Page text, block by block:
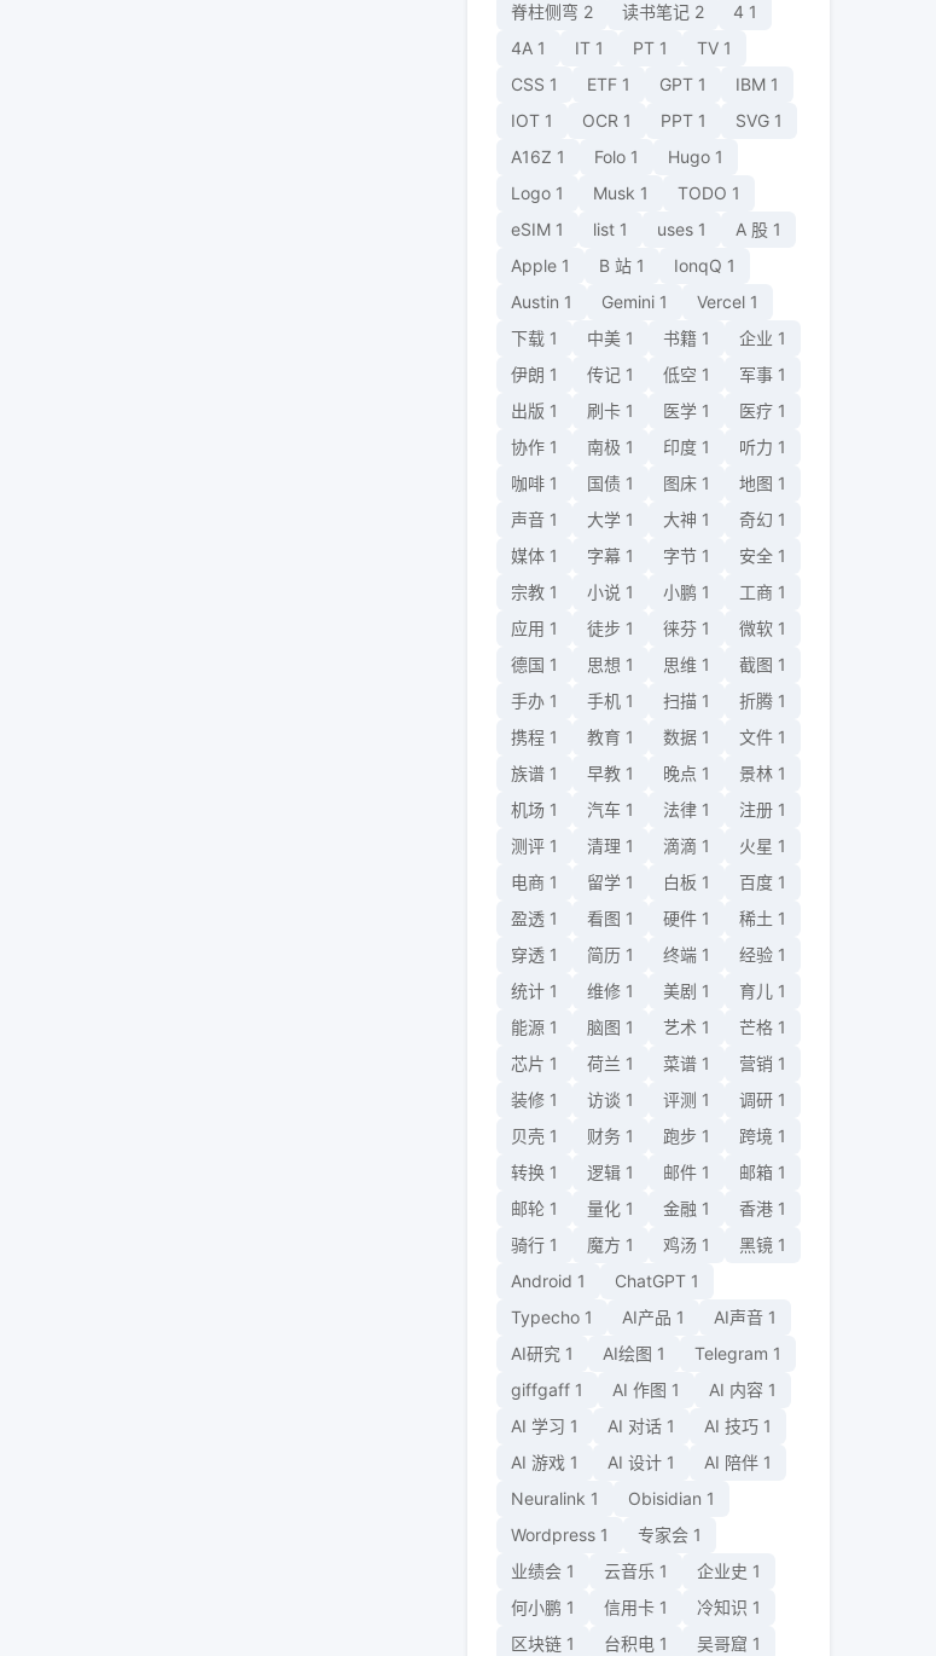
脊柱侧弯 2 读书笔记 2 4 1
4A 1 IT 1 PT 1 TV 1
CSS 1 ETF 1 GPT 1 IBM 1
IOT 1 OCR 1 PPT 1 SVG 1
A16Z 1 Folo 1 Hugo 1
Logo 1 Musk 1 TODO 1
eSIM 1 list 1 uses 1 A 股 1
Apple 1 B 站 1 IonqQ 1
Austin 1 Gemini 1 Vercel 1
下载 1 中美 1 书籍 1 企业 1
伊朗 1 传记 1 低空 1 军事 1
出版 1 刷卡 1 医学 1 医疗 1
协作 1 南极 1 印度 1 听力 1
咖啡 1 国债 1 图床 1 地图 1
声音 1 大学 1 大神 1 奇幻 1
媒体 1 字幕 1 字节 1 安全 1
宗教 1 小说 1 小鹏 1 工商 1
应用 1 徒步 1 徕芬 1 微软 1
德国 1 思想 1 思维 1 截图 1
手办 1 手机 1 扫描 1 折腾 1
携程 1 教育 1 数据 1 文件 1
族谱 1 早教 1 晚点 1 景林 1
机场 1 汽车 1 法律 1 注册 1
测评 1 清理 1 滴滴 1 火星 1
电商 1 留学 1 白板 1 百度 1
盈透 1 看图 1 硬件 1 稀土 1
穿透 1 简历 1 终端 1 经验 1
统计 1 维修 1 美剧 1 育儿 1
能源 1 脑图 1 艺术 1 芒格 1
芯片 1 荷兰 1 菜谱 1 营销 1
装修 1 访谈 1 评测 1 调研 1
贝壳 1 财务 1 跑步 1 跨境 1
转换 1 逻辑 1 邮件 1 邮箱 1
邮轮 1 量化 1 金融 1 香港 1
骑行 1 魔方 1 鸡汤 1 黑镜 1
Android 1 ChatGPT 1
Typecho 1 AI产品 1 AI声音 1
AI研究 1 AI绘图 1 Telegram 1
giffgaff 1 AI 作图 1 AI 内容 1
AI 学习 1 AI 对话 1 AI 技巧 1
AI 游戏 1 AI 设计 1 AI 陪伴 1
Neuralink 1 Obisidian 1
Wordpress 1 专家会 1
业绩会 1 云音乐 1 企业史 1
何小鹏 1 信用卡 1 冷知识 1
区块链 1 台积电 1 吴哥窟 1